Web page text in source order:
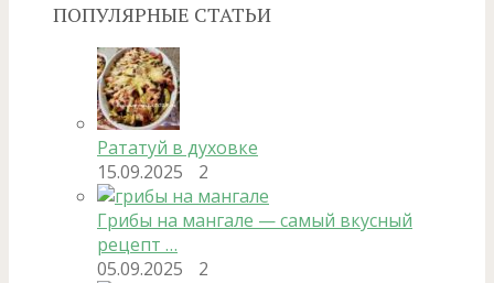
ПОПУЛЯРНЫЕ СТАТЬИ
Рататуй в духовке
15.09.2025
2
Грибы на мангале — самый вкусный
рецепт …
05.09.2025
2